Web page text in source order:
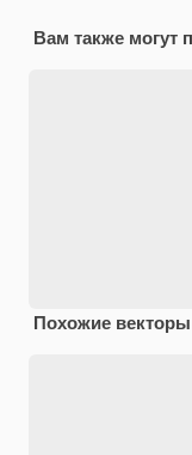
Вам также могут
Похожие векторы